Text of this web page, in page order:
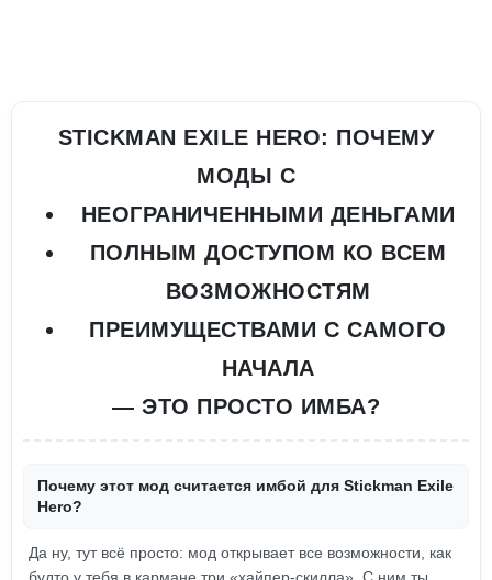
STICKMAN EXILE HERO: ПОЧЕМУ
МОДЫ С
НЕОГРАНИЧЕННЫМИ ДЕНЬГАМИ
ПОЛНЫМ ДОСТУПОМ КО ВСЕМ
ВОЗМОЖНОСТЯМ
ПРЕИМУЩЕСТВАМИ С САМОГО
НАЧАЛА
— ЭТО ПРОСТО ИМБА?
Почему этот мод считается имбой для Stickman Exile
Hero?
Да ну, тут всё просто: мод открывает все возможности, как